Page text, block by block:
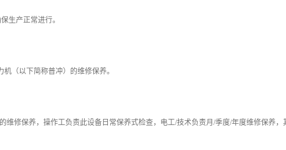
生产正常进行。
（以下简称普冲）的维修保养。
维修保养，操作工负责此设备日常保养式检查，电工/技术负责月/季度/年度维修保养